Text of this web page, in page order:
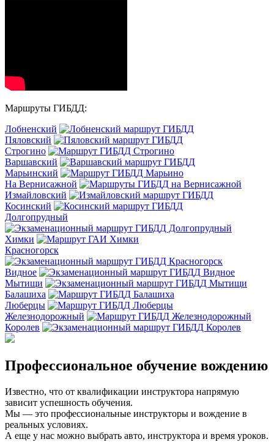
Маршруты ГИБДД:
Лобненский
Пяловский
Строгино
Варшавский
Марьинский
На Вернисажной
Измайловский
Косинский
Долгопрудный
Химки
Красногорск
Видное
Мытищи
Балашиха
Люберцы
Железнодорожный
Королев
Профессиональное обучение вождению
Известно, что от квалификации инструктора напрямую
зависит успешность обучения.
Мы — это профессиональные инструкторы и вождение в
реальных условиях.
А еще у нас можно выбрать авто, инструктора и время уроков.